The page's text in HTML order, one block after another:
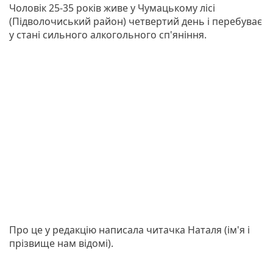
Чоловік 25-35 років живе у Чумацькому лісі
(Підволочиський район) четвертий день і перебуває
у стані сильного алкогольного сп'яніння.
Про це у редакцію написала читачка Наталя (ім'я і
прізвище нам відомі).